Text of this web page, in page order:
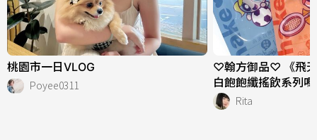
桃園市一日VLOG
Poyee0311
♡翰方御品♡ 《飛
白飽飽纖搖飲系列
Rita